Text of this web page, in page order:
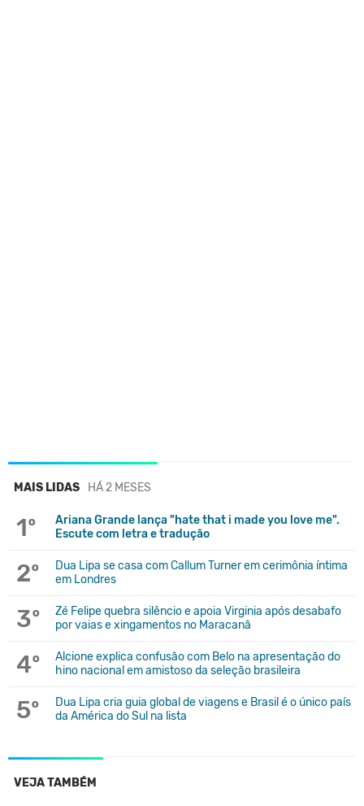
MAIS LIDAS HÁ 2 MESES
1º
Ariana Grande lança "hate that i made you love me".
Escute com letra e tradução
2º
Dua Lipa se casa com Callum Turner em cerimônia íntima
em Londres
3º
Zé Felipe quebra silêncio e apoia Virginia após desabafo
por vaias e xingamentos no Maracanã
4º
Alcione explica confusão com Belo na apresentação do
hino nacional em amistoso da seleção brasileira
5º
Dua Lipa cria guia global de viagens e Brasil é o único país
da América do Sul na lista
VEJA TAMBÉM